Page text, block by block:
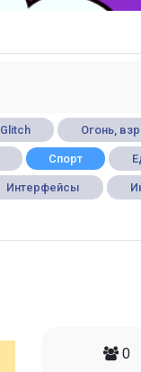
Glitch Огонь,
Спорт
Интерфейсы
0